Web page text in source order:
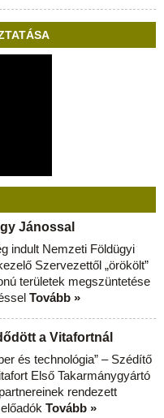
Jánossal
indult Nemzeti Földügyi
Szervezettől „örökölt”
területek megszüntetése
Tovább »
a Vitafortnál
és technológia” – Szédítő
Első Takarmánygyártó
rendezett
Tovább »